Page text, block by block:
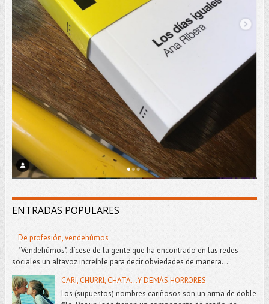
ENTRADAS POPULARES
De profesión, vendehúmos
"Vendehúmos", dícese de la gente que ha encontrado en las redes
sociales un altavoz increíble para decir obviedades de manera...
CARI, CHURRI, CHATA...Y DEMÁS HORRORES
Los (supuestos) nombres cariñosos son un arma de doble